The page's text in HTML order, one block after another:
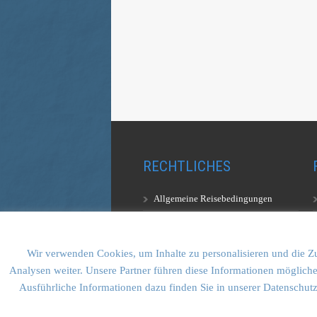
RECHTLICHES
Allgemeine Reisebedingungen
Datenschutzerklärung
Wir verwenden Cookies, um Inhalte zu personalisieren und die
Analysen weiter. Unsere Partner führen diese Informationen
Ausführliche Informationen dazu finden Sie in unserer